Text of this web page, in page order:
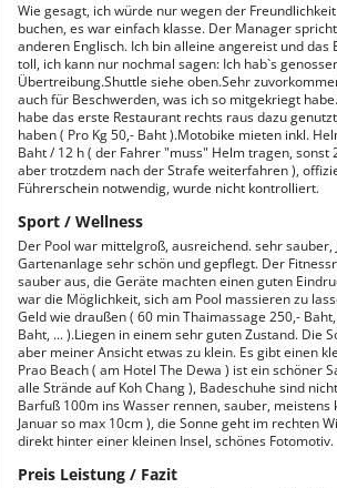
Wie gesagt, ich würde nur wegen der
buchen, es war einfach klasse. Der Manager
anderen Englisch. Ich bin alleine angereist und das
toll, ich kann nur nochmal sagen: Ich hab`s
Übertreibung.Shuttle siehe oben.Sehr
auch für Beschwerden, was ich so mitgekriegt
habe das erste Restaurant rechts raus dazu
haben ( Pro Kg 50,- Baht ).Motobike mieten inkl.
Baht / 12 h ( der Fahrer "muss" Helm tragen, sonst
aber trotzdem nach der Strafe weiterfahren ),
Führerschein notwendig, wurde nicht kontrolliert.
Sport / Wellness
Der Pool war mittelgroß, ausreichend. sehr sauber,
Gartenanlage sehr schön und gepflegt. Der
sauber aus, die Geräte machten einen guten
war die Möglichkeit, sich am Pool massieren zu
Geld wie draußen ( 60 min Thaimassage 250,-
Baht, ... ).Liegen in einem sehr guten Zustand. Die
aber meiner Ansicht etwas zu klein. Es gibt einen
Prao Beach ( am Hotel The Dewa ) ist ein schöner
alle Strände auf Koh Chang ), Badeschuhe sind
Barfuß 100m ins Wasser rennen, sauber, meistens
Januar so max 10cm ), die Sonne geht im rechten
direkt hinter einer kleinen Insel, schönes Fotomotiv.
Preis Leistung / Fazit